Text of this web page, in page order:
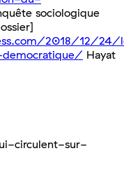
sociologique
2018/12/24/
Hayat